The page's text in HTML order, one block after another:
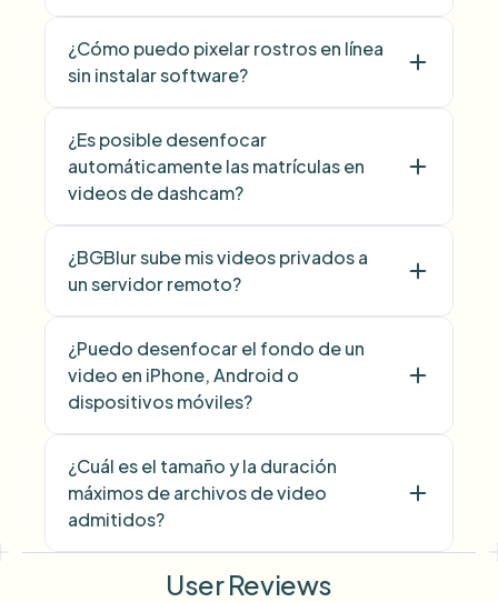
¿Cómo puedo pixelar rostros en línea
sin instalar software?
¿Es posible desenfocar
automáticamente las matrículas en
videos de dashcam?
¿BGBlur sube mis videos privados a
un servidor remoto?
¿Puedo desenfocar el fondo de un
video en iPhone, Android o
dispositivos móviles?
¿Cuál es el tamaño y la duración
máximos de archivos de video
admitidos?
User Reviews